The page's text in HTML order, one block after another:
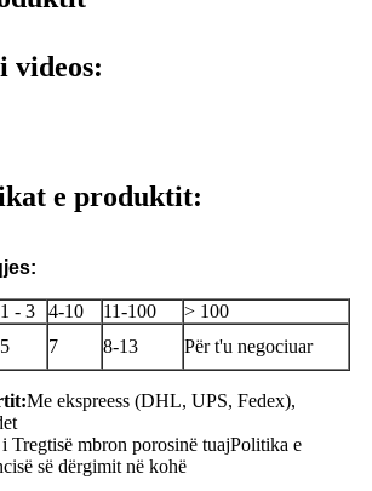
videos:
e produktit:
1 - 3 4-10 11-100
> 100
5 7 8-13 Për t'u negociuar
Me ekspreess (DHL, UPS, Fedex),
Tregtisë mbron porosinë tuajPolitika e
së dërgimit në kohë